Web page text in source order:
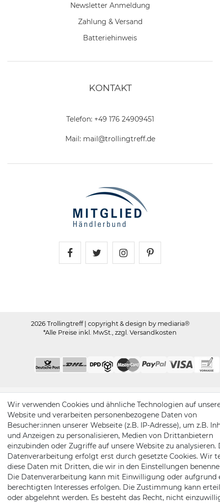
Newsletter Anmeldung
Zahlung & Versand
Batteriehinweis
KONTAKT
Telefon: +49 176 24909451
Mail: mail@trollingtreff.de
2026 Trollingtreff | copyright & design by mediaria®
*Alle Preise inkl. MwSt., zzgl. Versandkosten
Wir verwenden Cookies und ähnliche Technologien auf
Website und verarbeiten personenbezogene Daten von
Besucher:innen unserer Webseite (z.B. IP-Adresse), um z.B.
und Anzeigen zu personalisieren, Medien von Drittanbietern
einzubinden oder Zugriffe auf unsere Website zu analysieren.
Datenverarbeitung erfolgt erst durch gesetzte Cookies. Wir
diese Daten mit Dritten, die wir in den Einstellungen
Die Datenverarbeitung kann mit Einwilligung oder aufgrund
berechtigten Interesses erfolgen. Die Zustimmung kann
oder abgelehnt werden. Es besteht das Recht, nicht